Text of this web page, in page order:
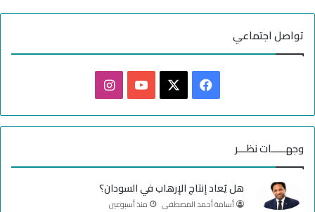
تواصل اجتماعي
ي
ب
و
X
Y
u
T
ن
ت
ق
وجهـــــات نظـــر
هل يُعاد إنتاج الإرهاب في السودان؟
أسامة أحمد المصطفى منذ أسبوعين